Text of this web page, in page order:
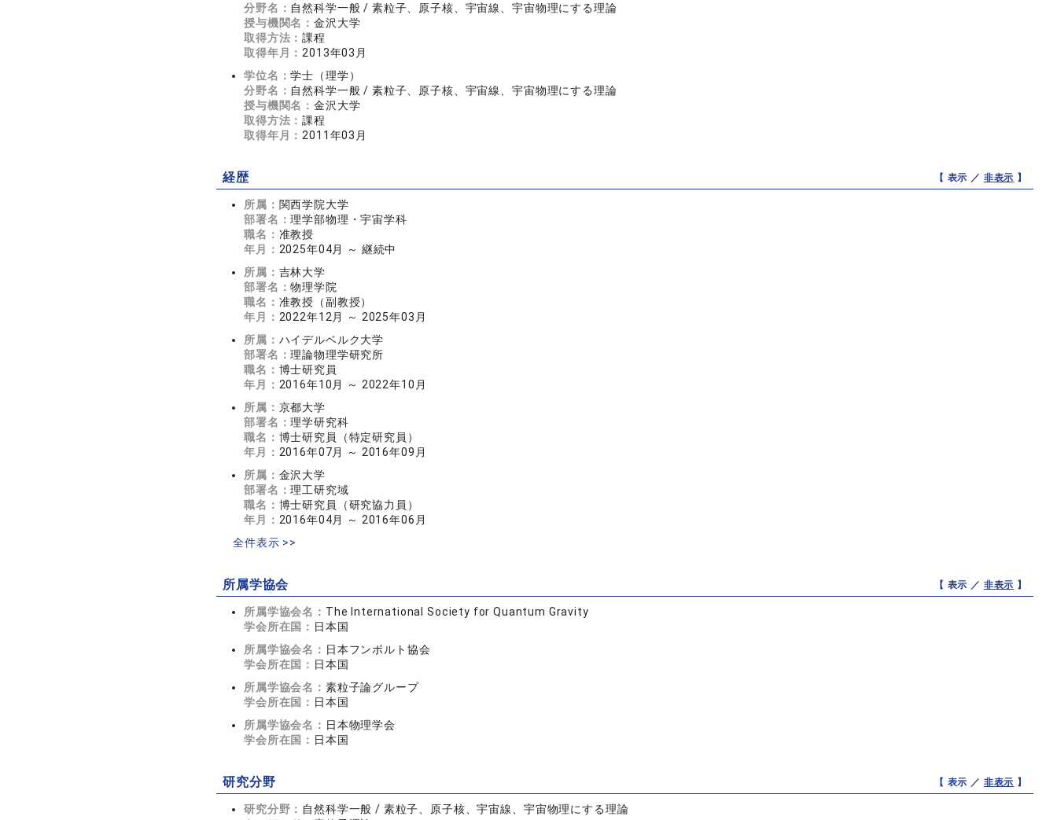
分野名： 自然科学一般 / 素粒子、原子核、宇宙線、宇宙物理にする理論
授与機関名：金沢大学
取得方法：課程
取得年月： 2013年03月
学位名：学士（理学）
分野名： 自然科学一般 / 素粒子、原子核、宇宙線、宇宙物理にする理論
授与機関名：金沢大学
取得方法：課程
取得年月： 2011年03月
経歴 【 表示 ／ 非表示 】
所属： 関西学院大学
部署名：理学部物理・宇宙学科
職名： 准教授
年月： 2025年04月 ～ 継続中
所属： 吉林大学
部署名：物理学院
職名： 准教授（副教授）
年月： 2022年12月 ～ 2025年03月
所属： ハイデルベルク大学
部署名：理論物理学研究所
職名： 博士研究員
年月： 2016年10月 ～ 2022年10月
所属： 京都大学
部署名：理学研究科
職名： 博士研究員（特定研究員）
年月： 2016年07月 ～ 2016年09月
所属： 金沢大学
部署名：理工研究域
職名： 博士研究員（研究協力員）
年月： 2016年04月 ～ 2016年06月
全件表示 >>
所属学協会 【 表示 ／ 非表示 】
所属学協会名： The International Society for Quantum Gravity
学会所在国： 日本国
所属学協会名： 日本フンボルト協会
学会所在国： 日本国
所属学協会名： 素粒子論グループ
学会所在国： 日本国
所属学協会名： 日本物理学会
学会所在国： 日本国
研究分野 【 表示 ／ 非表示 】
研究分野： 自然科学一般 / 素粒子、原子核、宇宙線、宇宙物理にする理論